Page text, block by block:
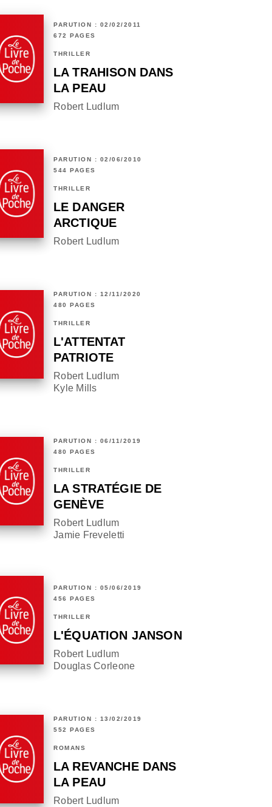
PARUTION : 02/02/2011
672 PAGES
THRILLER
LA TRAHISON DANS
LA PEAU
Robert Ludlum
PARUTION : 02/06/2010
544 PAGES
THRILLER
LE DANGER
ARCTIQUE
Robert Ludlum
PARUTION : 12/11/2020
480 PAGES
THRILLER
L'ATTENTAT
PATRIOTE
Robert Ludlum
Kyle Mills
PARUTION : 06/11/2019
480 PAGES
THRILLER
LA STRATÉGIE DE
GENÈVE
Robert Ludlum
Jamie Freveletti
PARUTION : 05/06/2019
456 PAGES
THRILLER
L'ÉQUATION JANSON
Robert Ludlum
Douglas Corleone
PARUTION : 13/02/2019
552 PAGES
ROMANS
LA REVANCHE DANS
LA PEAU
Robert Ludlum